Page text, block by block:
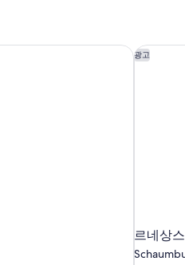
광고
르네상
르네상